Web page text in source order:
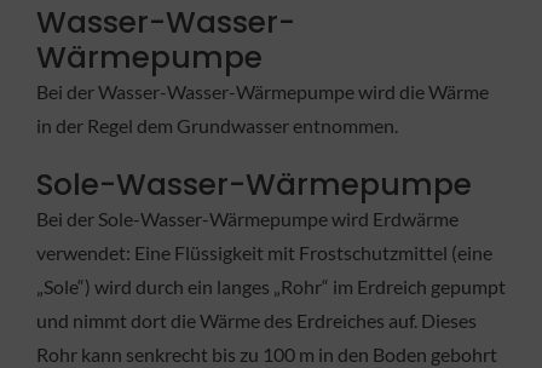
Wasser-Wasser-
Wärmepumpe
Bei der Wasser-Wasser-Wärmepumpe wird die Wärme
in der Regel dem Grundwasser entnommen.
Sole-Wasser-Wärmepumpe
Bei der Sole-Wasser-Wärmepumpe wird Erdwärme
verwendet: Eine Flüssigkeit mit Frostschutzmittel (eine
„Sole“) wird durch ein langes „Rohr“ im Erdreich gepumpt
und nimmt dort die Wärme des Erdreiches auf. Dieses
Rohr kann senkrecht bis zu 100 m in den Boden gebohrt